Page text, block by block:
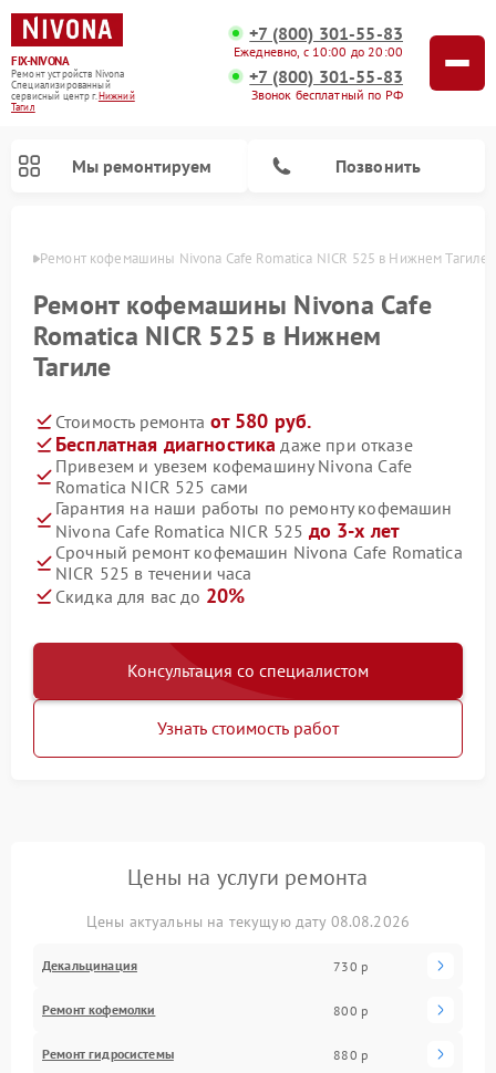
FIX-NIVONA
Ремонт устройств Nivona
Специализированный
cервисный центр г.Нижний
Тагил
+7 (800) 301-55-83
Ежедневно, с 10:00 до 20:00
+7 (800) 301-55-83
Звонок бесплатный по РФ
Мы ремонтируем Позвонить
Ремонт кофемашины Nivona Cafe Romatica NICR 525 в Нижнем Тагиле
Ремонт кофемашины Nivona Cafe
Romatica NICR 525 в Нижнем
Тагиле
Стоимость ремонта от 580 руб.
Бесплатная диагностика даже при отказе
Привезем и увезем кофемашину Nivona Cafe
Romatica NICR 525 сами
Гарантия на наши работы по ремонту кофемашин
Nivona Cafe Romatica NICR 525 до 3-х лет
Срочный ремонт кофемашин Nivona Cafe Romatica
NICR 525 в течении часа
Скидка для вас до 20%
Консультация со специалистом
Узнать стоимость работ
Цены на услуги ремонта
Цены актуальны на текущую дату 08.08.2026
Декальцинация 730 р
Ремонт кофемолки 800 р
Ремонт гидросистемы 880 р